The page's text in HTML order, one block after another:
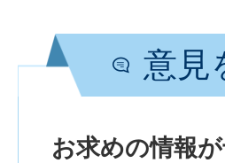
意見
お求めの情報